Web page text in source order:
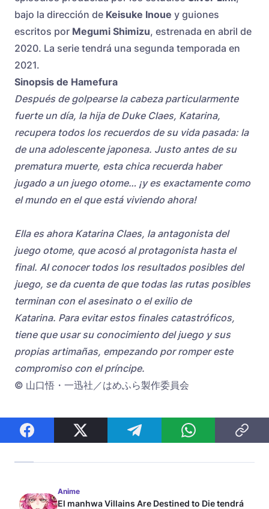
bajo la dirección de Keisuke Inoue y guiones
escritos por Megumi Shimizu, estrenada en abril de
2020. La serie tendrá una segunda temporada en
2021.
Sinopsis de Hamefura
Después de golpearse la cabeza particularmente
fuerte un día, la hija de Duke Claes, Katarina,
recupera todos los recuerdos de su vida pasada: la
de una adolescente japonesa. Justo antes de su
prematura muerte, esta chica recuerda haber
jugado a un juego otome… ¡y es exactamente como
el mundo en el que está viviendo ahora!
Ella es ahora Katarina Claes, la antagonista del
juego otome, que acosó al protagonista hasta el
final. Al conocer todos los resultados posibles del
juego, se da cuenta de que todas las rutas posibles
terminan con el asesinato o el exilio de
Katarina. Para evitar estos finales catastróficos,
tiene que usar su conocimiento del juego y sus
propias artimañas, empezando por romper este
compromiso con el príncipe.
© 山口悟・一迅社／はめふら製作委員会
Anime
El manhwa Villains Are Destined to Die tendrá